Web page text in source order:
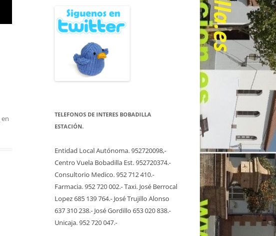
en
TELEFONOS DE INTERES BOBADILLA
ESTACIÓN.
Entidad Local Autónoma. 952720098,-
Centro Vuela Bobadilla Est. 952720374.-
Consultorio Medico. 952 712 410.-
Farmacia. 952 720 002.- Taxi. José Berrocal
Lopez 685 139 764.- José Trujillo Alonso
637 310 238.- José Gordillo 653 020 838.-
Unicaja. 952 720 047.-